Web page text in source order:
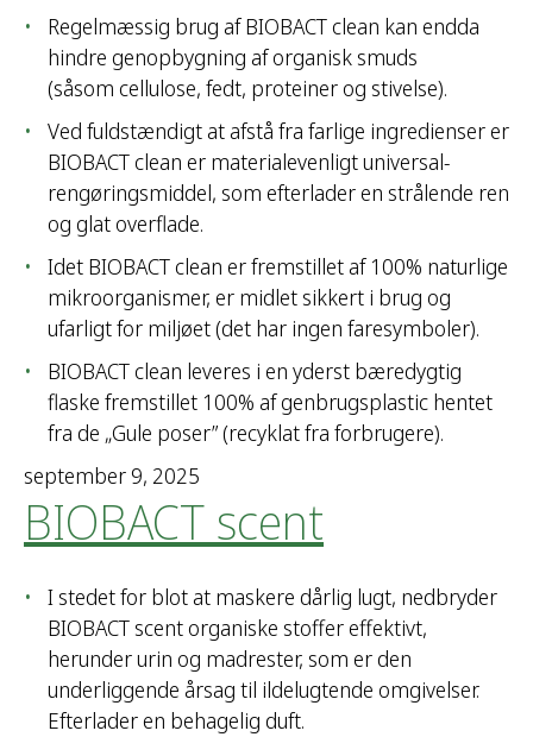
Regelmæssig brug af BIOBACT clean kan endda
hindre genopbygning af organisk smuds
(såsom cellulose, fedt, proteiner og stivelse).
Ved fuldstændigt at afstå fra farlige ingredienser er
BIOBACT clean er materialevenligt universal-
rengøringsmiddel, som efterlader en strålende ren
og glat overflade.
Idet BIOBACT clean er fremstillet af 100% naturlige
mikroorganismer, er midlet sikkert i brug og
ufarligt for miljøet (det har ingen faresymboler).
BIOBACT clean leveres i en yderst bæredygtig
flaske fremstillet 100% af genbrugsplastic hentet
fra de „Gule poser” (recyklat fra forbrugere).
september 9, 2025
BIOBACT scent
I stedet for blot at maskere dårlig lugt, nedbryder
BIOBACT scent organiske stoffer effektivt,
herunder urin og madrester, som er den
underliggende årsag til ildelugtende omgivelser.
Efterlader en behagelig duft.